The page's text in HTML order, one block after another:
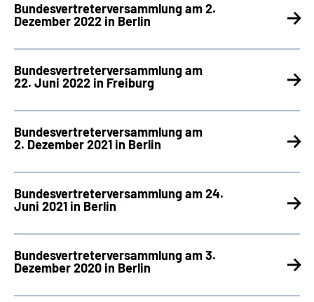
Bundesvertreterversammlung am 2.
Dezember 2022 in Berlin
Bundesvertreter­versammlung am
22. Juni 2022 in Freiburg
Bundesvertreter­versammlung am
2. Dezember 2021 in Berlin
Bundesvertreterversammlung am 24.
Juni 2021 in Berlin
Bundesvertreterversammlung am 3.
Dezember 2020 in Berlin